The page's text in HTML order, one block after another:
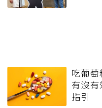
吃葡
有沒
指引